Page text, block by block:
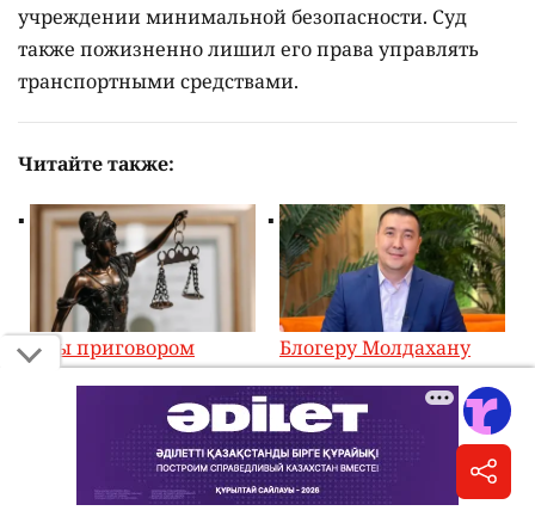
учреждении минимальной безопасности. Суд
также пожизненно лишил его права управлять
транспортными средствами.
Читайте также:
"Мы приговором
довольны". Адвокат
отца погибшей в ДТП
на Аль-Фараби
девушки о решении
Блогеру Молдахану
вынесли приговор по
делу о публикациях
после ДТП на Аль-
Фараби